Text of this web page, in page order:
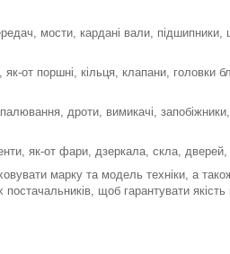
мости, кардані вали, підшипники,
от поршні, кільця, клапани, головки
дроти, вимикачі,
як-от фари, дзеркала, скла,
марку та модель техніки, а
щоб гарантувати якість